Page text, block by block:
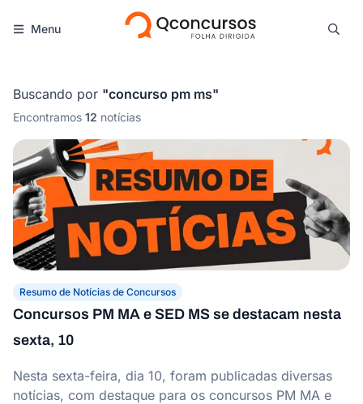
Menu
Buscando por "concurso pm ms"
Encontramos 12 notícias
Resumo de Notícias de Concursos
Concursos PM MA e SED MS se destacam nesta
sexta, 10
Nesta sexta-feira, dia 10, foram publicadas diversas
notícias, com destaque para os concursos PM MA e